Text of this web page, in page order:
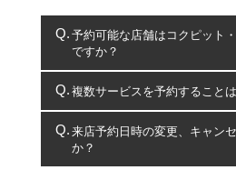
予約可能な店舗はコクピット
ですか？
コクピット・タイヤ館のみと
複数サービスを予約すること
複数サービスのご予約は可能
一部の商品・サービスの組み合わ
出来ないものもございます。
来店予約日時の変更、キャン
か？